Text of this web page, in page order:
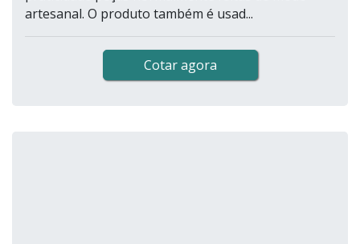
artesanal. O produto também é usad...
Cotar agora